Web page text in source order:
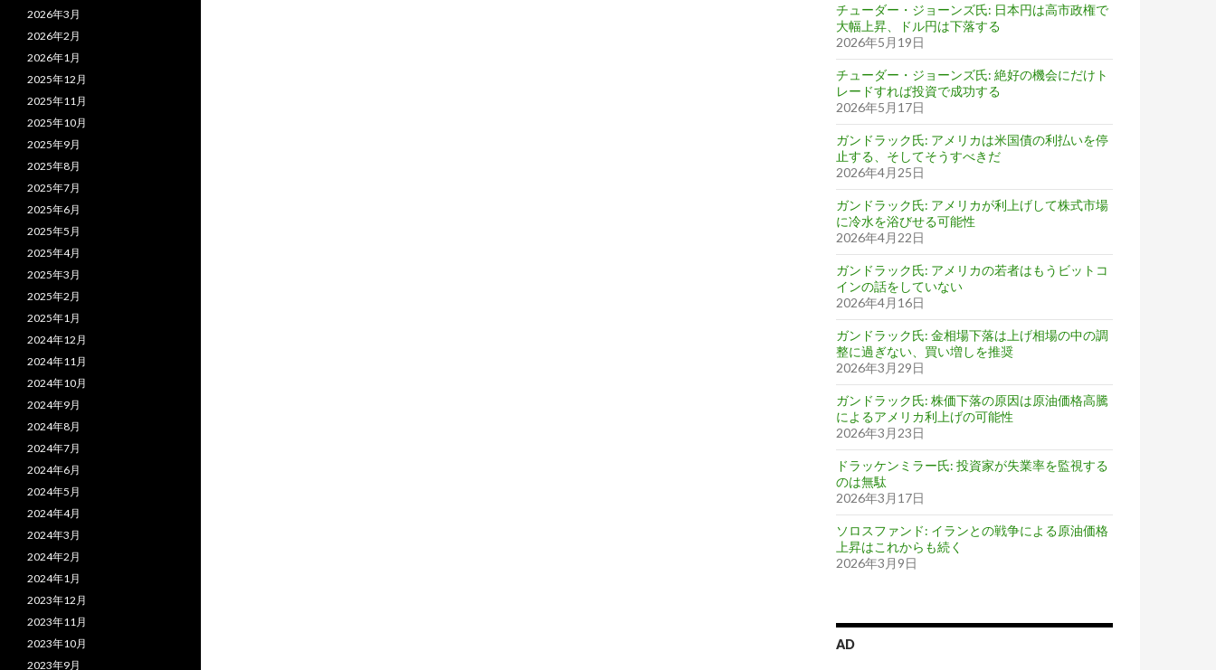
チューダー・ジョーンズ氏: 日本円は高市政権で
大幅上昇、ドル円は下落する
2026年5月19日
チューダー・ジョーンズ氏: 絶好の機会にだけト
レードすれば投資で成功する
2026年5月17日
ガンドラック氏: アメリカは米国債の利払いを停
止する、そしてそうすべきだ
2026年4月25日
ガンドラック氏: アメリカが利上げして株式市場
に冷水を浴びせる可能性
2026年4月22日
ガンドラック氏: アメリカの若者はもうビットコ
インの話をしていない
2026年4月16日
ガンドラック氏: 金相場下落は上げ相場の中の調
整に過ぎない、買い増しを推奨
2026年3月29日
ガンドラック氏: 株価下落の原因は原油価格高騰
によるアメリカ利上げの可能性
2026年3月23日
ドラッケンミラー氏: 投資家が失業率を監視する
のは無駄
2026年3月17日
ソロスファンド: イランとの戦争による原油価格
上昇はこれからも続く
2026年3月9日
AD
2026年3月
2026年2月
2026年1月
2025年12月
2025年11月
2025年10月
2025年9月
2025年8月
2025年7月
2025年6月
2025年5月
2025年4月
2025年3月
2025年2月
2025年1月
2024年12月
2024年11月
2024年10月
2024年9月
2024年8月
2024年7月
2024年6月
2024年5月
2024年4月
2024年3月
2024年2月
2024年1月
2023年12月
2023年11月
2023年10月
2023年9月